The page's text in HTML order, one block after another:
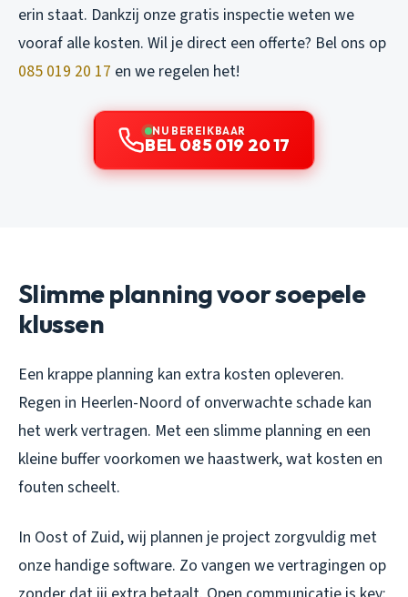
erin staat. Dankzij onze gratis inspectie weten we
vooraf alle kosten. Wil je direct een offerte? Bel ons op
085 019 20 17 en we regelen het!
NU BEREIKBAAR
BEL 085 019 20 17
Slimme planning voor soepele
klussen
Een krappe planning kan extra kosten opleveren.
Regen in Heerlen-Noord of onverwachte schade kan
het werk vertragen. Met een slimme planning en een
kleine buffer voorkomen we haastwerk, wat kosten en
fouten scheelt.
In Oost of Zuid, wij plannen je project zorgvuldig met
onze handige software. Zo vangen we vertragingen op